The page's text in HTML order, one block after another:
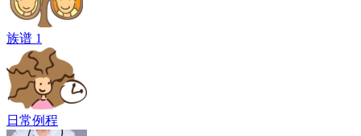
族谱 1
日常例程